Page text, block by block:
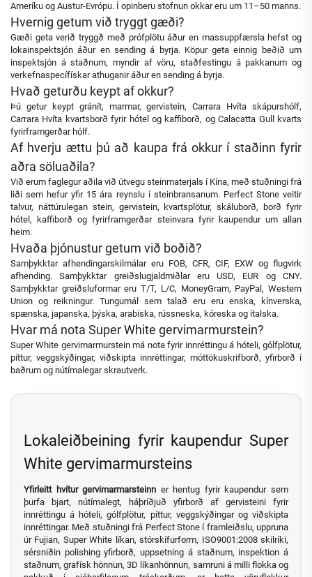
Ameríku og Austur-Evrópu. Í opinberu stofnun okkar eru um 11–50 manns.
Hvernig getum við tryggt gæði?
Gæði geta verið tryggð með prófplötu áður en massuppfærsla hefst og
lokainspektsjón áður en sending á byrja. Köpur geta einnig beðið um
inspektsjón á staðnum, myndir af vöru, staðfestingu á pakkanum og
verkefnaspecífískar athuganir áður en sending á byrja.
Hvað geturðu keypt af okkur?
Þú getur keypt gránít, marmar, gervistein, Carrara Hvíta skápurshólf,
Carrara Hvíta kvartsborð fyrir hótel og kaffiborð, og Calacatta Gull kvarts
fyrirframgerðar hólf.
Af hverju ættu þú að kaupa frá okkur í staðinn fyrir
aðra söluaðila?
Við erum faglegur aðila við útvegu steinmaterjals í Kína, með stuðningi frá
liði sem hefur yfir 15 ára reynslu í steinbransanum. Perfect Stone veitir
talvur, náttúrulegan stein, gervistein, kvartsplötur, skáluborð, borð fyrir
hótel, kaffiborð og fyrirframgerðar steinvara fyrir kaupendur um allan
heim.
Hvaða þjónustur getum við boðið?
Samþykktar afhendingarskilmálar eru FOB, CFR, CIF, EXW og flugvirk
afhending. Samþykktar greiðslugjaldmiðlar eru USD, EUR og CNY.
Samþykktar greiðsluformar eru T/T, L/C, MoneyGram, PayPal, Western
Union og reikningur. Tungumál sem talað eru eru enska, kínverska,
spænska, japanska, þýska, arabíska, rússneska, kóreska og ítalska.
Hvar má nota Super White gervimarmurstein?
Super White gervimarmurstein má nota fyrir innréttingu á hóteli, gólfplötur,
píttur, veggskýðingar, viðskipta innréttingar, móttökuskrifborð, yfirborð í
baðrum og nútímalegar skrautverk.
Lokaleiðbeining fyrir kaupendur Super
White gervimarmursteins
Yfirleitt hvítur gervimarmarsteinn er hentug fyrir kaupendur sem
þurfa bjart, nútímalegt, háþríðjuð yfirborð af gervisteini fyrir
innréttingu á hóteli, gólfplötur, píttur, veggskýðingar og viðskipta
innréttingar. Með stuðningi frá Perfect Stone í framleiðslu, uppruna
úr Fujian, Super White líkan, stórskífurform, ISO9001:2008 skilríki,
sérsniðin polishing yfirborð, uppsetning á staðnum, inspektion á
staðnum, grafísk hönnun, 3D líkanhönnun, samruni á milli flokka og